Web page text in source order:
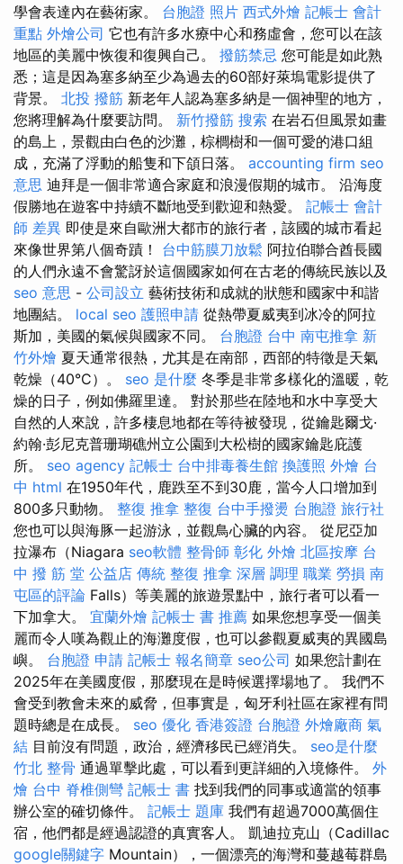
學會表達內在藝術家。 台胞證 照片 西式外燴 記帳士 會計
重點 外燴公司 它也有許多水療中心和務虛會，您可以在該
地區的美麗中恢復和復興自己。 撥筋禁忌 您可能是如此熟
悉；這是因為塞多納至少為過去的60部好萊塢電影提供了
背景。 北投 撥筋 新老年人認為塞多納是一個神聖的地方，
您將理解為什麼要訪問。 新竹撥筋 搜索 在岩石但風景如畫
的島上，景觀由白色的沙灘，棕櫚樹和一個可愛的港口組
成，充滿了浮動的船隻和下頜日落。 accounting firm seo
意思 迪拜是一個非常適合家庭和浪漫假期的城市。 沿海度
假勝地在遊客中持續不斷地受到歡迎和熱愛。 記帳士 會計
師 差異 即使是來自歐洲大都市的旅行者，該國的城市看起
來像世界第八個奇蹟！ 台中筋膜刀放鬆 阿拉伯聯合酋長國
的人們永遠不會驚訝於這個國家如何在古老的傳統民族以及
seo 意思 - 公司設立 藝術技術和成就的狀態和國家中和諧
地團結。 local seo 護照申請 從熱帶夏威夷到冰冷的阿拉
斯加，美國的氣候與國家不同。 台胞證 台中 南屯推拿 新
竹外燴 夏天通常很熱，尤其是在南部，西部的特徵是天氣
乾燥（40°C）。 seo 是什麼 冬季是非常多樣化的溫暖，乾
燥的日子，例如佛羅里達。 對於那些在陸地和水中享受大
自然的人來說，許多棲息地都在等待被發現，從鑰匙爾戈·
約翰·彭尼克普珊瑚礁州立公園到大松樹的國家鑰匙庇護
所。 seo agency 記帳士 台中排毒養生館 換護照 外燴 台
中 html 在1950年代，鹿跌至不到30鹿，當今人口增加到
800多只動物。 整復 推拿 整復 台中手撥燙 台胞證 旅行社
您也可以與海豚一起游泳，並觀鳥心臟的內容。 從尼亞加
拉瀑布（Niagara seo軟體 整骨師 彰化 外燴 北區按摩 台
中 撥 筋 堂 公益店 傳統 整復 推拿 深層 調理 職業 勞損 南
屯區的評論 Falls）等美麗的旅遊景點中，旅行者可以看一
下加拿大。 宜蘭外燴 記帳士 書 推薦 如果您想享受一個美
麗而令人嘆為觀止的海灘度假，也可以參觀夏威夷的異國島
嶼。 台胞證 申請 記帳士 報名簡章 seo公司 如果您計劃在
2025年在美國度假，那麼現在是時候選擇場地了。 我們不
會受到教會未來的威脅，但事實是，匈牙利社區在家裡有問
題時總是在成長。 seo 優化 香港簽證 台胞證 外燴廠商 氣
結 目前沒有問題，政治，經濟移民已經消失。 seo是什麼
竹北 整骨 通過單擊此處，可以看到更詳細的入境條件。 外
燴 台中 脊椎側彎 記帳士 書 找到我們的同事或適當的領事
辦公室的確切條件。 記帳士 題庫 我們有超過7000萬個住
宿，他們都是經過認證的真實客人。 凱迪拉克山（Cadillac
google關鍵字 Mountain），一個漂亮的海灣和蔓越莓群島